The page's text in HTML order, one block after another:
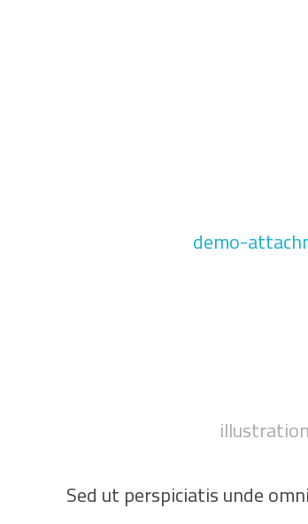
Sed ut perspiciatis unde